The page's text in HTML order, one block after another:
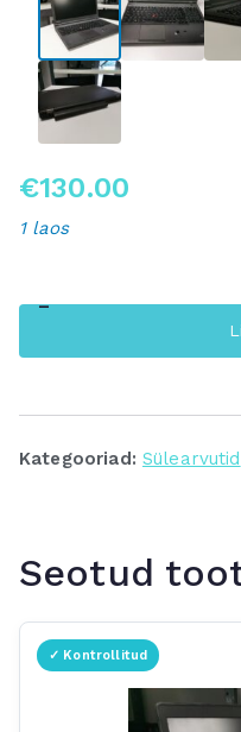
€130.00
1 laos
-
Kategooriad: Sülearvutid
Seotud